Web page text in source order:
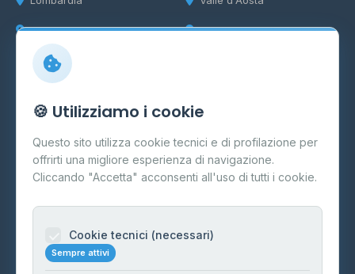
Marche Veneto
Info
Cos'è il GPL
FAQ
Contatti
Informazioni legali
🍪 Utilizziamo i cookie
Questo sito utilizza cookie tecnici e di profilazione per
offrirti una migliore esperienza di navigazione.
Cliccando "Accetta" acconsenti all'uso di tutti i cookie.
Cookie tecnici (necessari)
Sempre attivi